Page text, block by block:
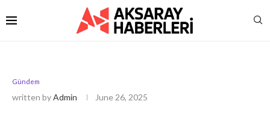
Gündem
written byAdmin June 26, 2025